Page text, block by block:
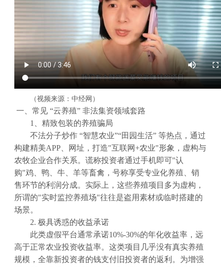
（视频来源：中经网）
一、常见 “云养殖” 非法集资领域套路
1、精致包装的养殖骗局
不法分子炒作 “智慧农业”“田园生活” 等热点，通过
构建精美APP、网址，打造"互联网+农业"形象，虚构与
农牧企业合作关系。谎称投资者通过手机即可"认
购"鸡、鸭、牛、羊等畜禽，号称享受专业化养殖、销
售环节的利润分成。实际上，这些养殖项目多为虚构，
所谓的"实时监控养殖场"往往是盗用素材或临时搭建的
场景。
2. 极具诱惑的收益承诺
此类虚假平台通常承诺10%-30%的年化收益率，远
高于正常农业投资收益率。这类项目几乎没有真实养殖
规模，全靠新投资者的钱支付旧投资者的返利。为增强